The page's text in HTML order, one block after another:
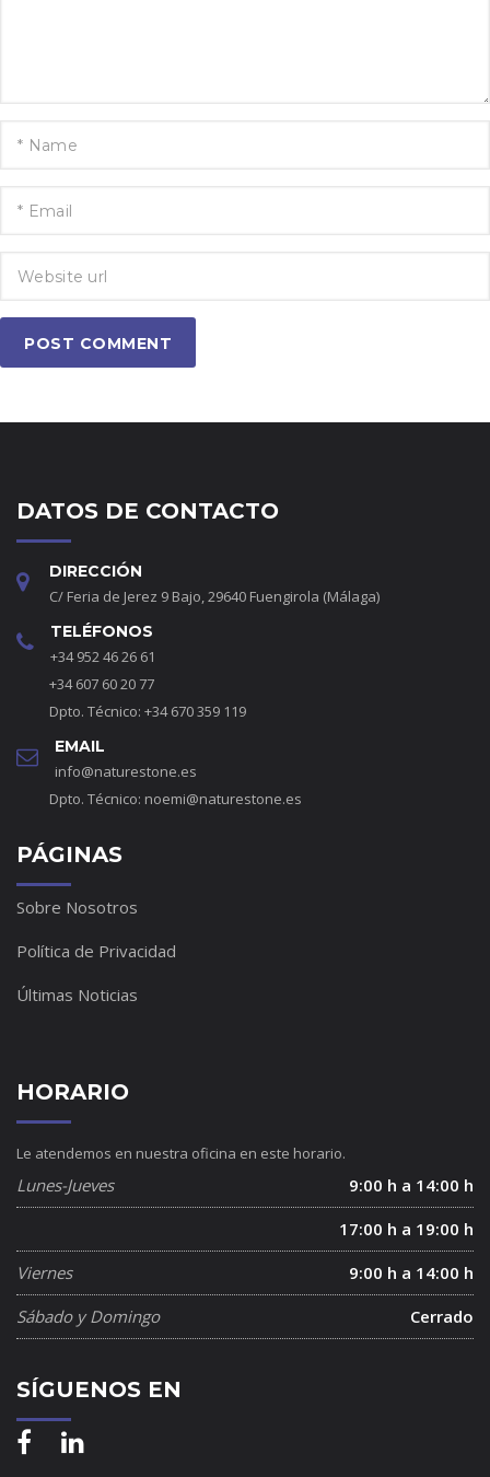
POST COMMENT
DATOS DE CONTACTO
DIRECCIÓN
C/ Feria de Jerez 9 Bajo, 29640 Fuengirola (Málaga)
TELÉFONOS
+34 952 46 26 61
+34 607 60 20 77
Dpto. Técnico: +34 670 359 119
EMAIL
info@naturestone.es
Dpto. Técnico: noemi@naturestone.es
PÁGINAS
Sobre Nosotros
Política de Privacidad
Últimas Noticias
HORARIO
Le atendemos en nuestra oficina en este horario.
Lunes-Jueves
9:00 h a 14:00 h
17:00 h a 19:00 h
Viernes
9:00 h a 14:00 h
Sábado y Domingo
Cerrado
SÍGUENOS EN